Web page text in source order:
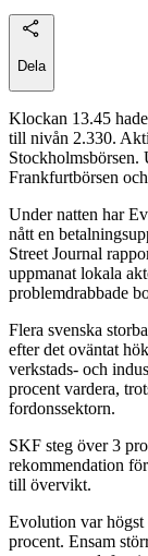
Dela
Klockan 13.45
till nivån 2.330.
Stockholmsbörsen.
Frankfurtbörsen
Under natten har
nått en
Street Journal
uppmanat lokala
problemdrabbade
Flera svenska
efter det oväntat
verkstads- och
procent vardera,
fordonssektorn.
SKF steg över 3
rekommendation
till övervikt.
Evolution var högst
procent. Ensam